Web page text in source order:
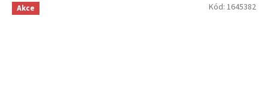
Akce Kód: 1645382